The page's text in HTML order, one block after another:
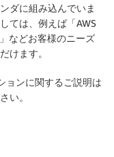
ダに組み込んでいま
ては、例えば「AWS
などお客様のニーズ
けます。
ョンに関するご説明は
い。